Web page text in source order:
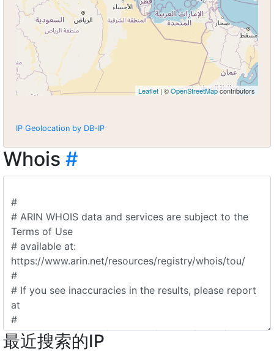
Leaflet | ©OpenStreetMapcontributors
IP Geolocation by DB-IP
Whois #
最近搜索的IP